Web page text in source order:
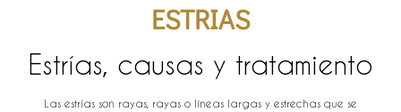
ESTRIAS
Estrías, causas y tratamiento
Las estrías son rayas, rayas o líneas largas y estrechas que se